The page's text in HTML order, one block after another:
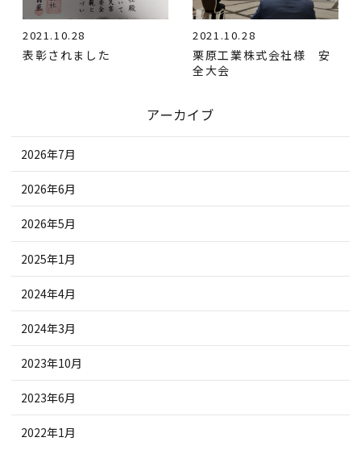
お知らせ
2021.10.28
表彰されました
2021.10.28
栗原工業株式会社様 安
全大会
アーカイブ
2026年7月
2026年6月
2026年5月
2025年1月
2024年4月
2024年3月
2023年10月
2023年6月
2022年1月